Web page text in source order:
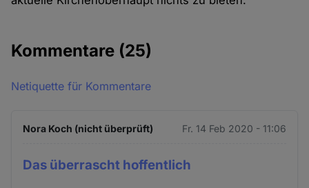
Kommentare (25)
Netiquette für Kommentare
Nora Koch (nicht überprüft) Fr. 14 Feb 2020 - 11:06
Das überrascht hoffentlich